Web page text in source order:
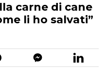
carne di cane
li ho salvati”